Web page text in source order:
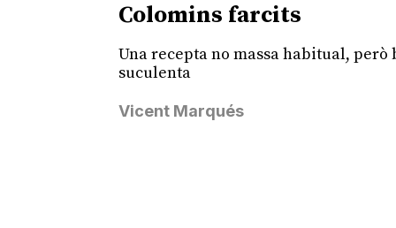
Colomins farcits
Una recepta no massa habitual, però
suculenta
Vicent Marqués